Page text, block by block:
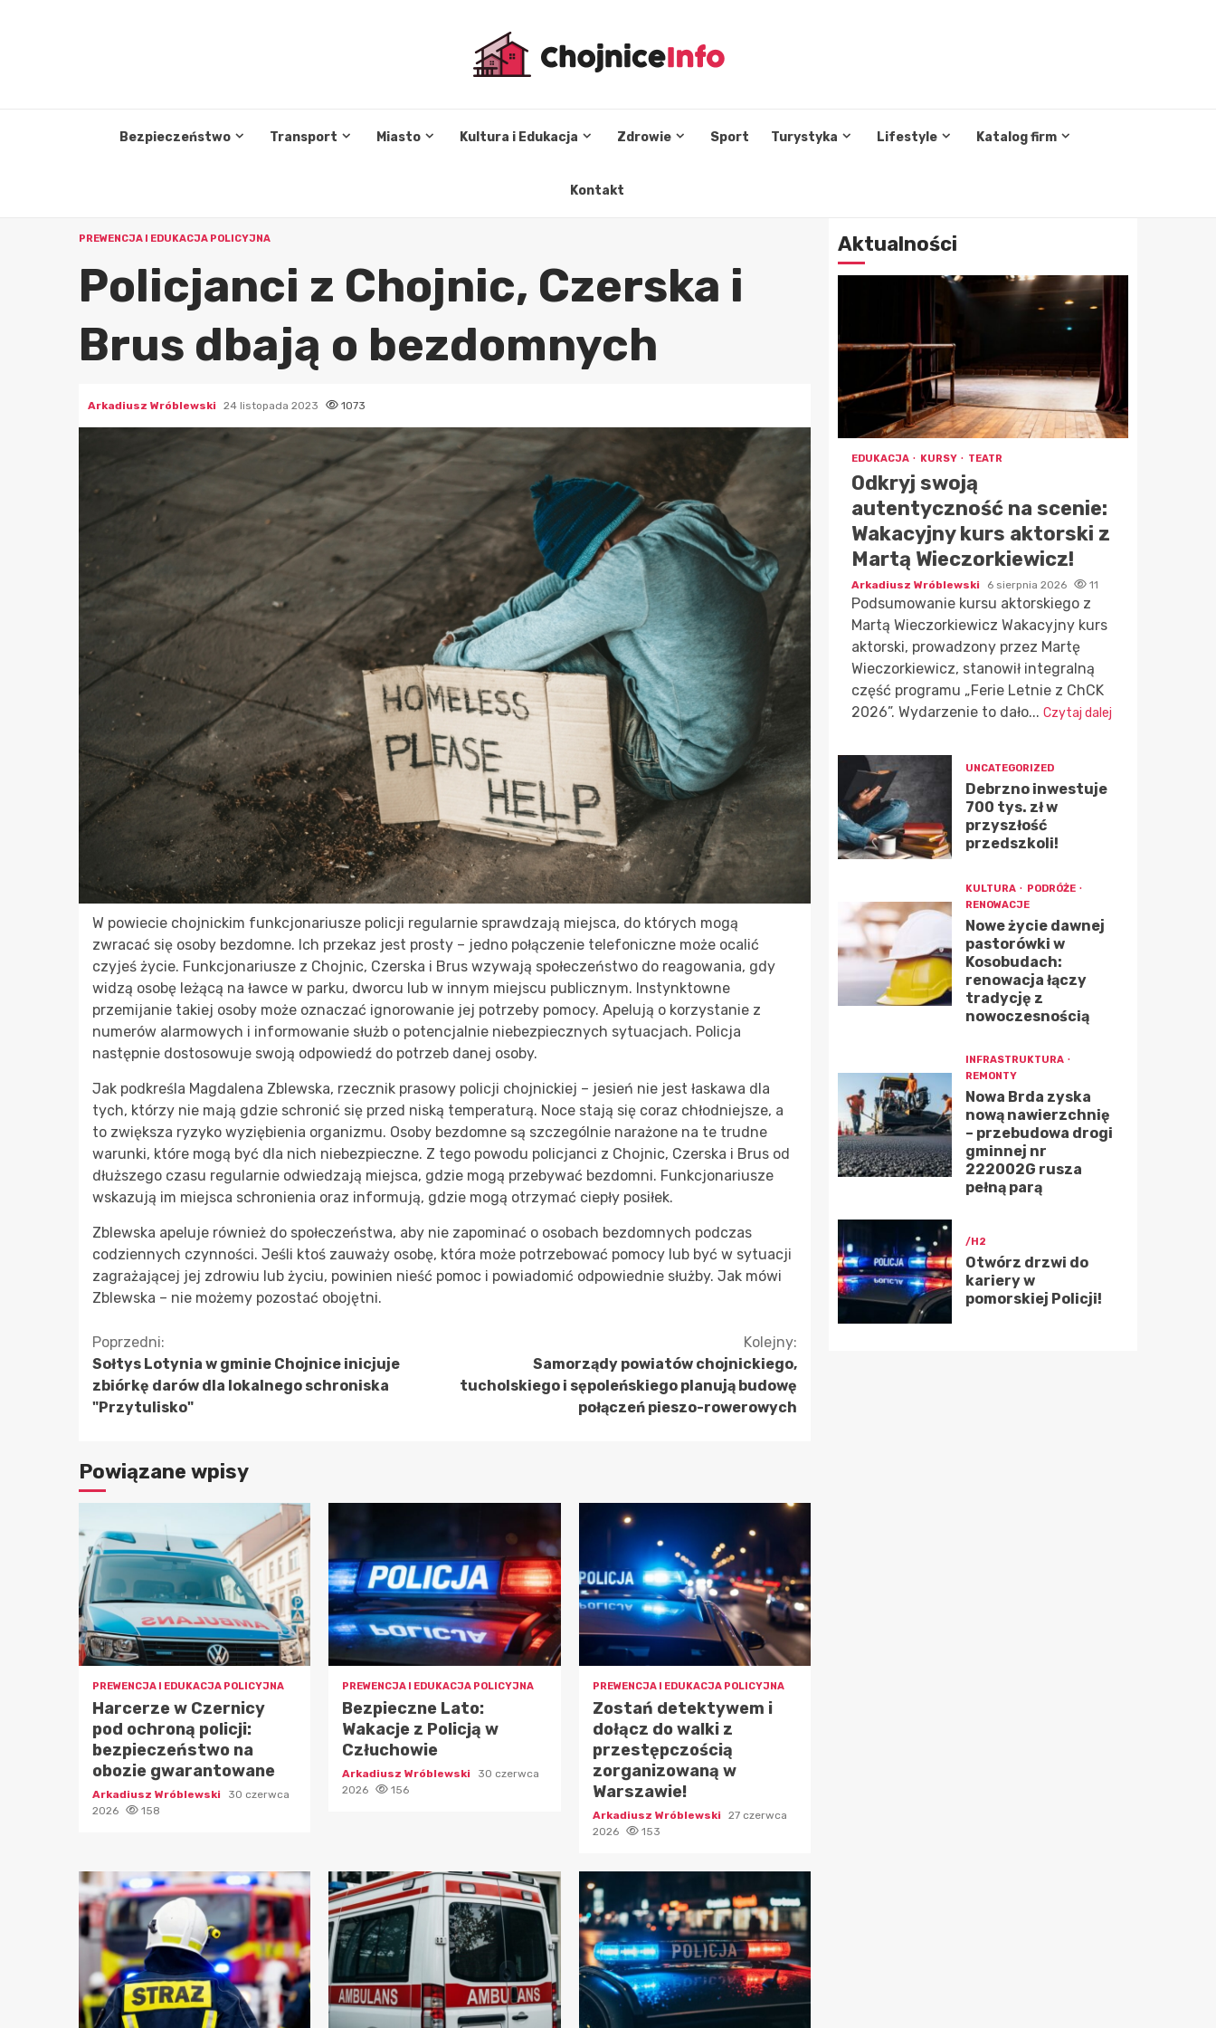
Bezpieczeństwo Transport Miasto Kultura i Edukacja Zdrowie Sport Turystyka Lifestyle Katalog firm
Kontakt
PREWENCJA I EDUKACJA POLICYJNA
Policjanci z Chojnic, Czerska i
Brus dbają o bezdomnych
Arkadiusz Wróblewski 24 listopada 2023 1073
W powiecie chojnickim funkcjonariusze policji regularnie sprawdzają miejsca, do których mogą
zwracać się osoby bezdomne. Ich przekaz jest prosty – jedno połączenie telefoniczne może ocalić
czyjeś życie. Funkcjonariusze z Chojnic, Czerska i Brus wzywają społeczeństwo do reagowania, gdy
widzą osobę leżącą na ławce w parku, dworcu lub w innym miejscu publicznym. Instynktowne
przemijanie takiej osoby może oznaczać ignorowanie jej potrzeby pomocy. Apelują o korzystanie z
numerów alarmowych i informowanie służb o potencjalnie niebezpiecznych sytuacjach. Policja
następnie dostosowuje swoją odpowiedź do potrzeb danej osoby.
Jak podkreśla Magdalena Zblewska, rzecznik prasowy policji chojnickiej – jesień nie jest łaskawa dla
tych, którzy nie mają gdzie schronić się przed niską temperaturą. Noce stają się coraz chłodniejsze, a
to zwiększa ryzyko wyziębienia organizmu. Osoby bezdomne są szczególnie narażone na te trudne
warunki, które mogą być dla nich niebezpieczne. Z tego powodu policjanci z Chojnic, Czerska i Brus od
dłuższego czasu regularnie odwiedzają miejsca, gdzie mogą przebywać bezdomni. Funkcjonariusze
wskazują im miejsca schronienia oraz informują, gdzie mogą otrzymać ciepły posiłek.
Zblewska apeluje również do społeczeństwa, aby nie zapominać o osobach bezdomnych podczas
codziennych czynności. Jeśli ktoś zauważy osobę, która może potrzebować pomocy lub być w sytuacji
zagrażającej jej zdrowiu lub życiu, powinien nieść pomoc i powiadomić odpowiednie służby. Jak mówi
Zblewska – nie możemy pozostać obojętni.
Kontynuuj
czytanie
Poprzedni:
Sołtys Lotynia w gminie Chojnice inicjuje
zbiórkę darów dla lokalnego schroniska
"Przytulisko"
Kolejny:
Samorządy powiatów chojnickiego,
tucholskiego i sępoleńskiego planują budowę
połączeń pieszo-rowerowych
Powiązane wpisy
PREWENCJA I EDUKACJA POLICYJNA
Harcerze w Czernicy
pod ochroną policji:
bezpieczeństwo na
obozie gwarantowane
Arkadiusz Wróblewski
30 czerwca
2026
158
PREWENCJA I EDUKACJA POLICYJNA
Bezpieczne Lato:
Wakacje z Policją w
Człuchowie
Arkadiusz Wróblewski
30 czerwca
2026
156
PREWENCJA I EDUKACJA POLICYJNA
Zostań detektywem i
dołącz do walki z
przestępczością
zorganizowaną w
Warszawie!
Arkadiusz Wróblewski
27 czerwca
2026
153
Aktualności
EDUKACJA KURSY TEATR
Odkryj swoją
autentyczność na scenie:
Wakacyjny kurs aktorski z
Martą Wieczorkiewicz!
Arkadiusz Wróblewski 6 sierpnia 2026 11
Podsumowanie kursu aktorskiego z
Martą Wieczorkiewicz Wakacyjny kurs
aktorski, prowadzony przez Martę
Wieczorkiewicz, stanowił integralną
część programu „Ferie Letnie z ChCK
2026”. Wydarzenie to dało... Czytaj dalej
UNCATEGORIZED
Debrzno inwestuje
700 tys. zł w
przyszłość
przedszkoli!
KULTURA
PODRÓŻE
RENOWACJE
Nowe życie dawnej
pastorówki w
Kosobudach:
renowacja łączy
tradycję z
nowoczesnością
INFRASTRUKTURA
REMONTY
Nowa Brda zyska
nową nawierzchnię
– przebudowa drogi
gminnej nr
222002G rusza
pełną parą
/H2
Otwórz drzwi do
kariery w
pomorskiej Policji!